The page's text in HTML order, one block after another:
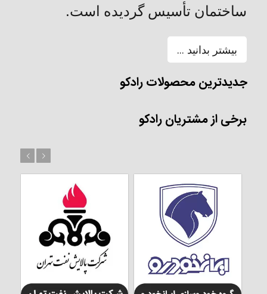
ساختمان تأسیس گردیده است.
بیشتر بدانید ...
جدیدترین محصولات رادکو
برخی از مشتریان رادکو